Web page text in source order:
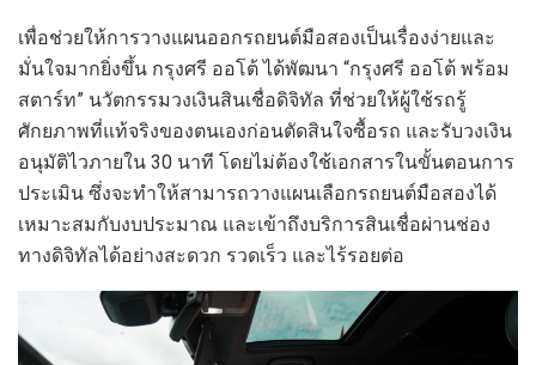
เพื่อช่วยให้การวางแผนออกรถยนต์มือสองเป็นเรื่องง่ายและ
มั่นใจมากยิ่งขึ้น กรุงศรี ออโต้ ได้พัฒนา “กรุงศรี ออโต้ พร้อม
สตาร์ท” นวัตกรรมวงเงินสินเชื่อดิจิทัล ที่ช่วยให้ผู้ใช้รถรู้
ศักยภาพที่แท้จริงของตนเองก่อนตัดสินใจซื้อรถ และรับวงเงิน
อนุมัติไวภายใน 30 นาที โดยไม่ต้องใช้เอกสารในขั้นตอนการ
ประเมิน ซึ่งจะทำให้สามารถวางแผนเลือกรถยนต์มือสองได้
เหมาะสมกับงบประมาณ และเข้าถึงบริการสินเชื่อผ่านช่อง
ทางดิจิทัลได้อย่างสะดวก รวดเร็ว และไร้รอยต่อ